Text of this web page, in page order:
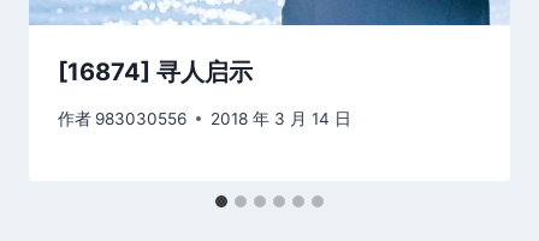
[16874] 寻人启示
作者 983030556 2018 年 3 月 14 日